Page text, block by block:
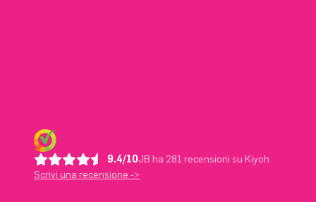
9.4/10JB ha 281 recensioni su Kiyoh
Scrivi una recensione ->